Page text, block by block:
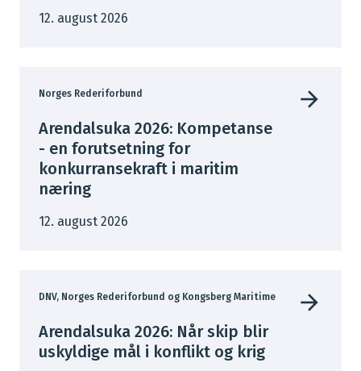
12. august 2026
Norges Rederiforbund
Arendalsuka 2026: Kompetanse
- en forutsetning for
konkurransekraft i maritim
næring
12. august 2026
DNV, Norges Rederiforbund og Kongsberg Maritime
Arendalsuka 2026: Når skip blir
uskyldige mål i konflikt og krig